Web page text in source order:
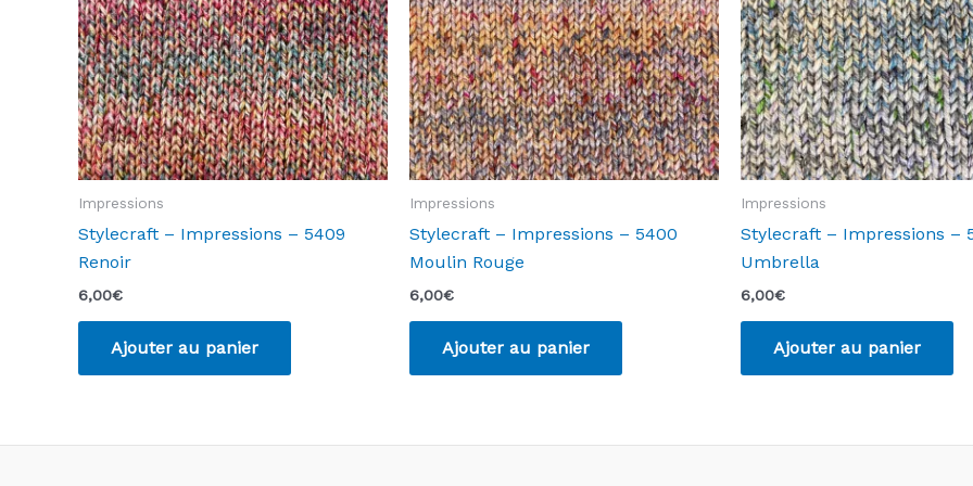
Impressions
Stylecraft – Impressions – 5409
Renoir
6,00€
Ajouter au panier
Impressions
Stylecraft – Impressions – 5400
Moulin Rouge
6,00€
Ajouter au panier
Impressions
Stylecraft – Impressions –
Umbrella
6,00€
Ajouter au panier